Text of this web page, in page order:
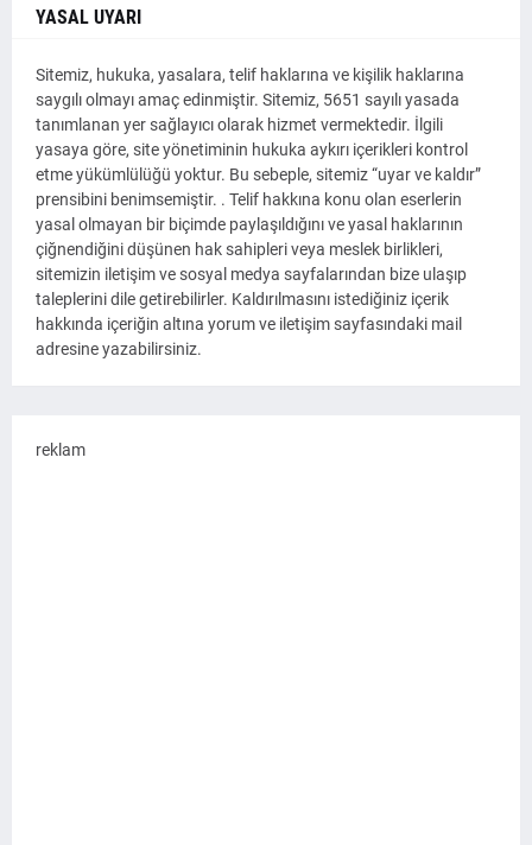
YASAL UYARI
Sitemiz, hukuka, yasalara, telif haklarına ve kişilik haklarına
saygılı olmayı amaç edinmiştir. Sitemiz, 5651 sayılı yasada
tanımlanan yer sağlayıcı olarak hizmet vermektedir. İlgili
yasaya göre, site yönetiminin hukuka aykırı içerikleri kontrol
etme yükümlülüğü yoktur. Bu sebeple, sitemiz “uyar ve kaldır”
prensibini benimsemiştir. . Telif hakkına konu olan eserlerin
yasal olmayan bir biçimde paylaşıldığını ve yasal haklarının
çiğnendiğini düşünen hak sahipleri veya meslek birlikleri,
sitemizin iletişim ve sosyal medya sayfalarından bize ulaşıp
taleplerini dile getirebilirler. Kaldırılmasını istediğiniz içerik
hakkında içeriğin altına yorum ve iletişim sayfasındaki mail
adresine yazabilirsiniz.
reklam